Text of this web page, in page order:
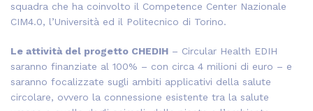
squadra che ha coinvolto il Competence Center Nazionale
CIM4.0, l’Università ed il Politecnico di Torino.
Le attività del progetto CHEDIH – Circular Health EDIH
saranno finanziate al 100% – con circa 4 milioni di euro – e
saranno focalizzate sugli ambiti applicativi della salute
circolare, ovvero la connessione esistente tra la salute